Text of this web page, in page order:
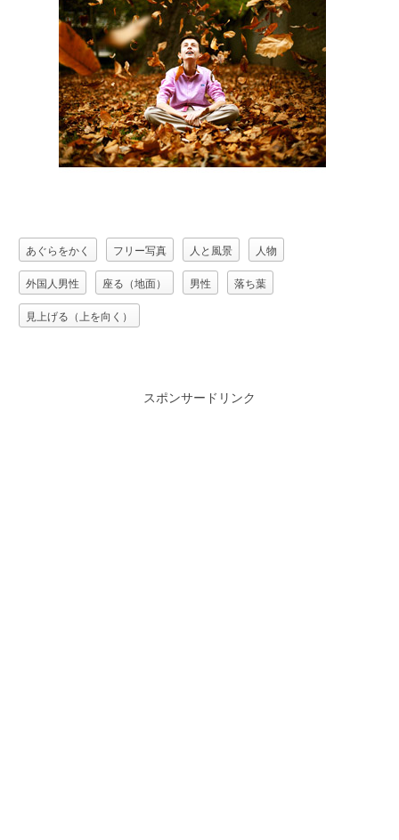
あぐらをかく フリー写真 人と風景 人物
外国人男性 座る（地面） 男性 落ち葉
見上げる（上を向く）
スポンサードリンク